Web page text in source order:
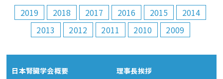
日本腎臓学会概要
理事長挨拶
2019
2018 2017 2016 2015
2014
2013
2012 2011 2010 2009